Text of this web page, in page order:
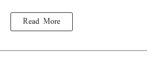
Read More